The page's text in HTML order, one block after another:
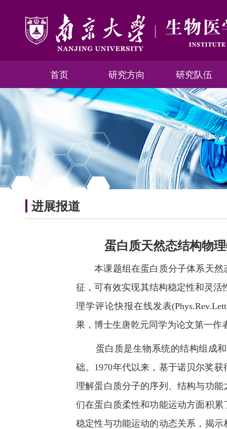
首页 研究方向 研究队伍
进展报道
蛋白质天然态结构物
本课题组在蛋白质分子体系天然
征，可有效实现其结构稳定性和灵活
理学评论快报在线发表
果，博士生唐乾元同学为论文第一作
蛋白质是生物系统的结构组成和
础。1970年代以来，基于诺贝尔奖
理解蛋白质分子的序列、结构与功
们在蛋白质柔性和功能运动方面积
稳定性与功能运动的动态关系，揭